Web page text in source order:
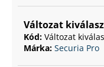
Változat
Kód: Változat
Márka: Securia Pro